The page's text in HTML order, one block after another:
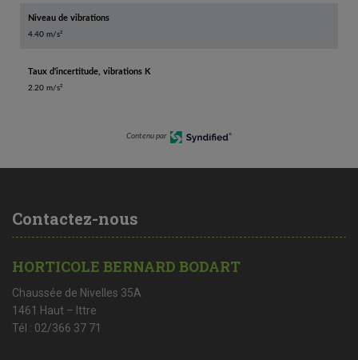
Niveau de vibrations
4.40 m/s²
Taux d'incertitude, vibrations K
2.20 m/s²
Contenu par
Contactez-nous
HORTICOLE BERNARD BODART
Chaussée de Nivelles 35A
1461 Haut – Ittre
Tél : 02/366 37 71